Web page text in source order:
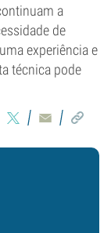
a
de
experiência e
técnica pode